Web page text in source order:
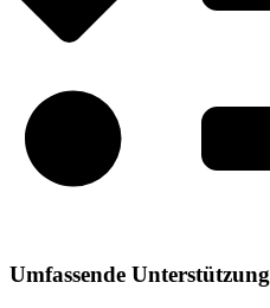
Umfassende Unterstützung